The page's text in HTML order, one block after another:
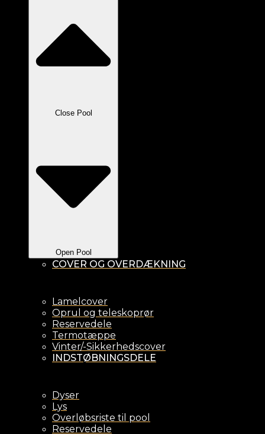
Close Pool
Open Pool
COVER OG OVERDÆKNING
Lamelcover
Oprul og teleskoprør
Reservedele
Termotæppe
Vinter/-Sikkerhedscover
INDSTØBNINGSDELE
Dyser
Lys
Overløbsriste til pool
Reservedele